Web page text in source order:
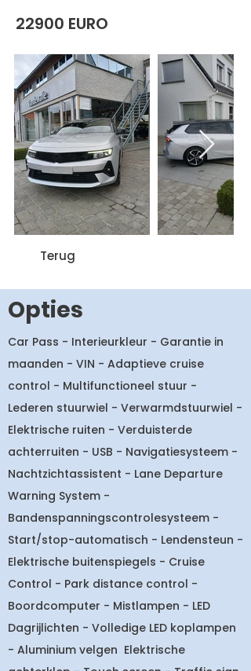
22900 EURO
Terug
Opties
Car Pass - Interieurkleur - Garantie in
maanden - VIN - Adaptieve cruise
control - Multifunctioneel stuur -
Lederen stuurwiel - Verwarmdstuurwiel -
Elektrische ruiten - Verduisterde
achterruiten - USB - Navigatiesysteem -
Nachtzichtassistent - Lane Departure
Warning System -
Bandenspanningscontrolesysteem -
Start/stop-automatisch - Lendensteun -
Elektrische buitenspiegels - Cruise
Control - Park distance control -
Boordcomputer - Mistlampen - LED
Dagrijlichten - Volledige LED koplampen
- Aluminium velgen Elektrische